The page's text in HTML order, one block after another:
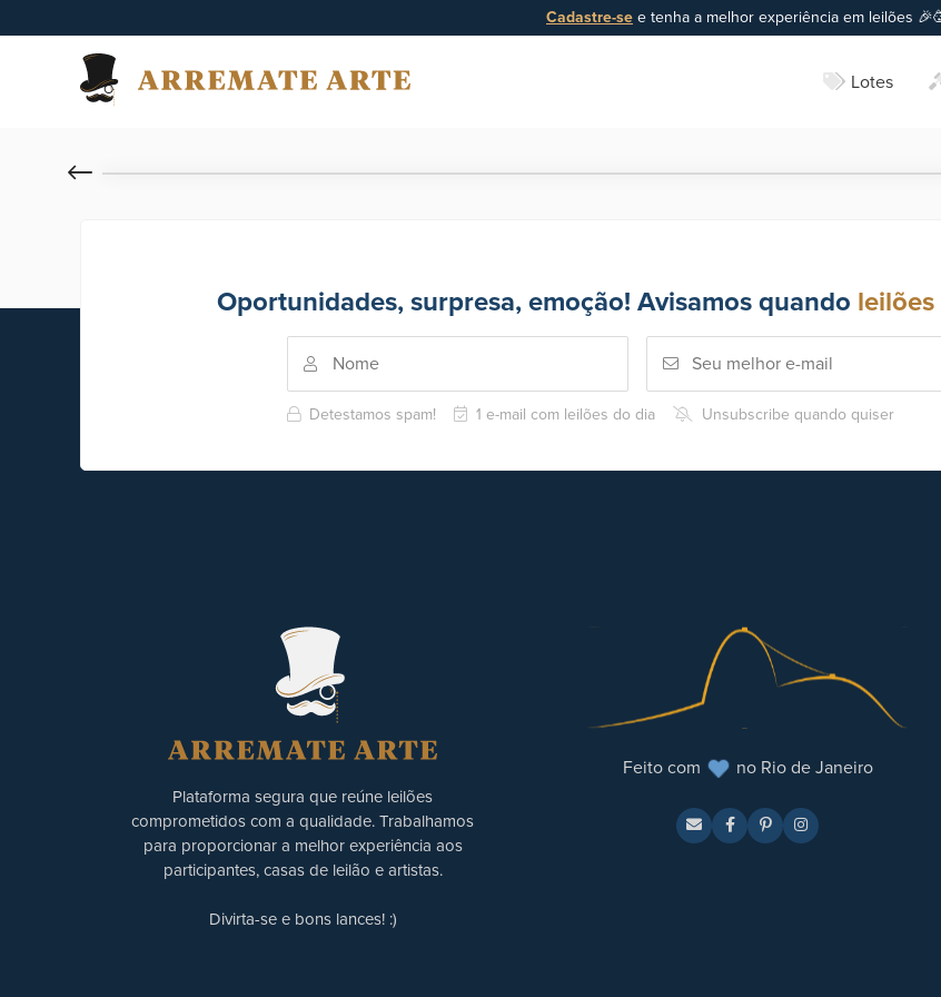
Cadastre-se e tenha a melhor experiência em leilões
Lotes
Oportunidades, surpresa, emoção! Avisamos quando
Detestamos spam! 1 e-mail com leilões do dia Unsubscribe quando quiser
Plataforma segura que reúne leilões
comprometidos com a qualidade. Trabalhamos
para proporcionar a melhor experiência aos
participantes, casas de leilão e artistas.
Divirta-se e bons lances! :)
Feito com no Rio de Janeiro